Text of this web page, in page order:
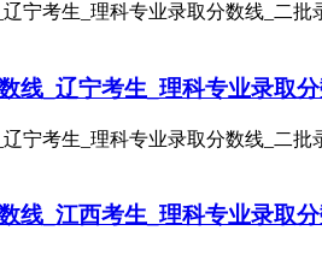
宁考生_理科专业录取分数线_二
线_辽宁考生_理科专业录取
宁考生_理科专业录取分数线_二
线_江西考生_理科专业录取